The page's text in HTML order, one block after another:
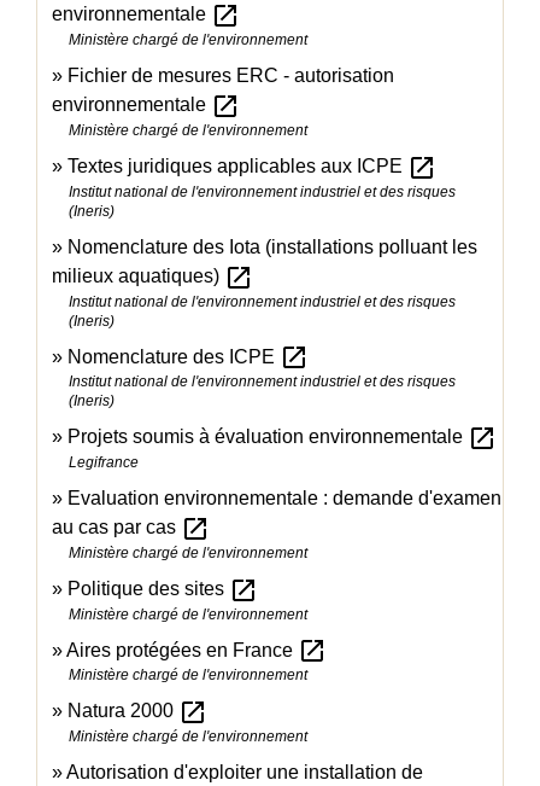
environnementale open_in_new
Ministère chargé de l'environnement
Fichier de mesures ERC - autorisation
environnementale open_in_new
Ministère chargé de l'environnement
Textes juridiques applicables aux ICPE open_in_new
Institut national de l'environnement industriel et des risques
(Ineris)
Nomenclature des Iota (installations polluant les
milieux aquatiques) open_in_new
Institut national de l'environnement industriel et des risques
(Ineris)
Nomenclature des ICPE open_in_new
Institut national de l'environnement industriel et des risques
(Ineris)
Projets soumis à évaluation environnementale open_in_new
Legifrance
Evaluation environnementale : demande d'examen
au cas par cas open_in_new
Ministère chargé de l'environnement
Politique des sites open_in_new
Ministère chargé de l'environnement
Aires protégées en France open_in_new
Ministère chargé de l'environnement
Natura 2000 open_in_new
Ministère chargé de l'environnement
Autorisation d'exploiter une installation de